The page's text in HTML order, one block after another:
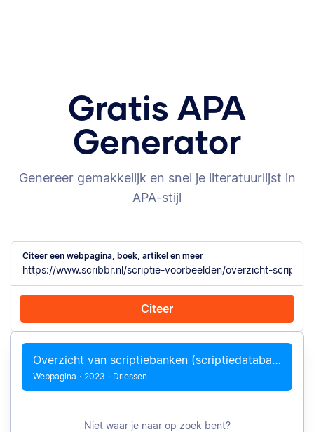
Gratis APA
Generator
Genereer gemakkelijk en snel je literatuurlijst in
APA-stijl
Citeer een webpagina, boek, artikel en meer
Citeer
Citeer met Chrome Citeer handmatig
Overzicht van scriptiebanken (scriptiedatabases)
Webpagina · 2023 · Driessen
Niet waar je naar op zoek bent?